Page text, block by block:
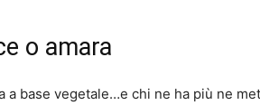
o amara
a base vegetale…e chi ne ha più ne